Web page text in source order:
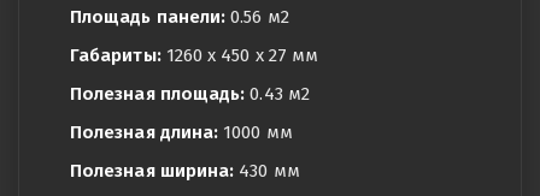
Площадь панели: 0.56 м2
Габариты:1260 x 450 x 27 мм
Полезная площадь: 0.43 м2
Полезная длина: 1000 мм
Полезная ширина: 430 мм